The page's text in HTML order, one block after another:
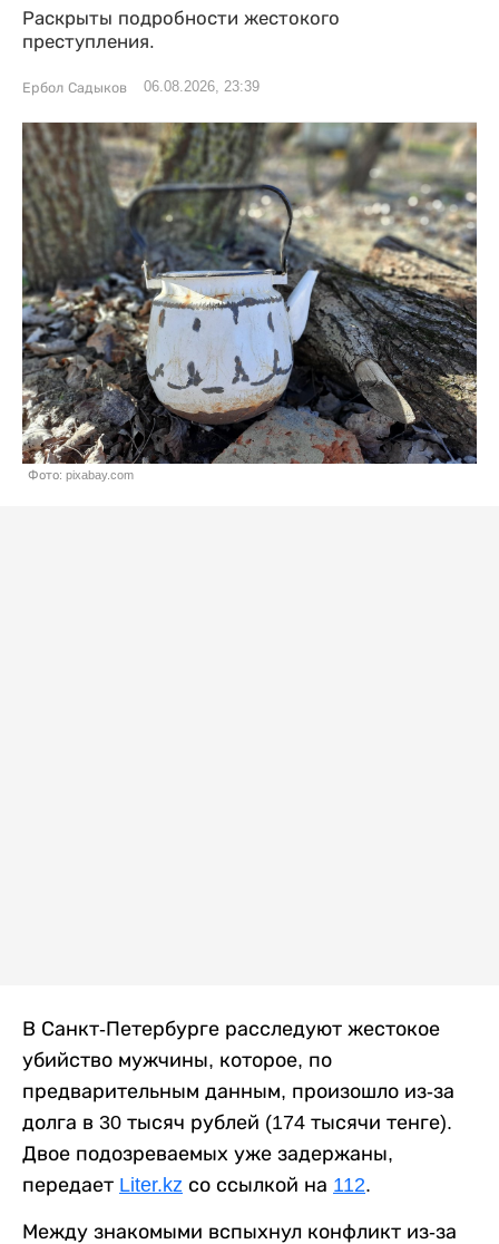
Раскрыты подробности жестокого
преступления.
Ербол Садыков 06.08.2026, 23:39
Фото: pixabay.com
В Санкт-Петербурге расследуют жестокое
убийство мужчины, которое, по
предварительным данным, произошло из-за
долга в 30 тысяч рублей (174 тысячи тенге).
Двое подозреваемых уже задержаны,
передает Liter.kz со ссылкой на 112.
Между знакомыми вспыхнул конфликт из-за